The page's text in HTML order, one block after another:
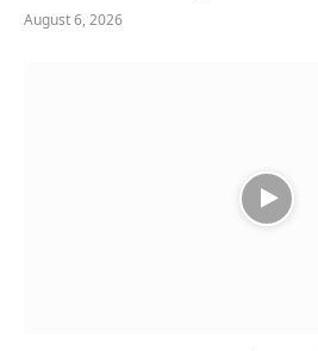
August 6, 2026